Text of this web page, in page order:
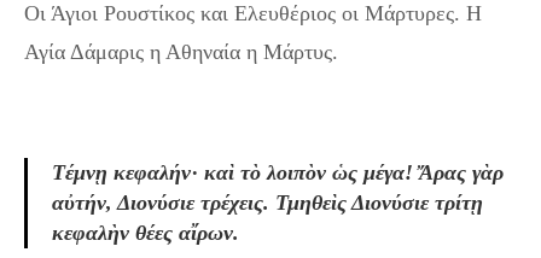
Οι Άγιοι Ρουστίκος και Ελευθέριος οι Μάρτυρες. Η
Αγία Δάμαρις η Αθηναία η Μάρτυς.
Τέμνῃ κεφαλήν· καὶ τὸ λοιπὸν ὡς μέγα! Ἄρας γὰρ
αὐτήν, Διονύσιε τρέχεις. Τμηθεὶς Διονύσιε τρίτῃ
κεφαλὴν θέες αἴρων.